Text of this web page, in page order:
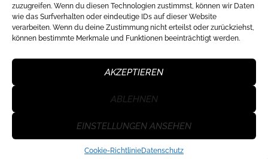
zuzugreifen. Wenn du diesen Technologien zustimmst, können wir Daten
wie das Surfverhalten oder eindeutige IDs auf dieser Website
verarbeiten. Wenn du deine Zustimmung nicht erteilst oder zurückziehst,
können bestimmte Merkmale und Funktionen beeinträchtigt werden.
AKZEPTIEREN
ABLEHNEN
EINSTELLUNGEN ANSEHEN
Cookie-RichtlinieDatenschutz
Eislaufen
Ski Tour
WSU Klagenfurt Nord© 2026. All Rights